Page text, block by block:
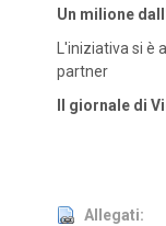
Un milione
L'iniziativa si è
partner
Il giornale di
Allegati: